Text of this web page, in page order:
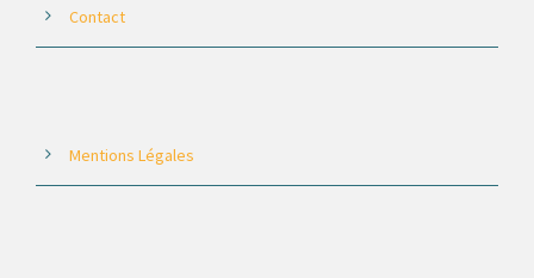
Contact
Mentions Légales